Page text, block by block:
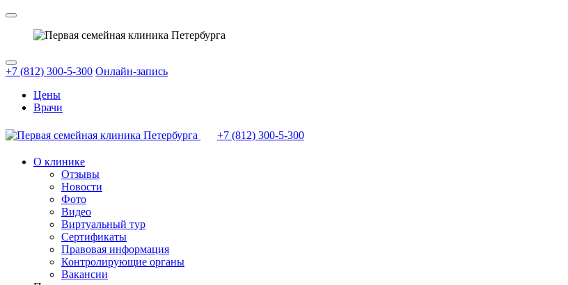
+7 (812) 300-5-300 Онлайн-запись
Цены
Врачи
+7 (812) 300-5-300
О клинике
Отзывы
Новости
Фото
Видео
Виртуальный тур
Сертификаты
Правовая информация
Контролирующие органы
Вакансии